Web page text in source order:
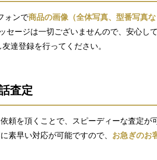
ォンで商品の画像（全体写真、型番写真
セージは一切ございませんので、安心し
達登録を行ってください。
査定
頼を頂くことで、スピーディーな査定
素早い対応が可能ですので、 お急ぎのお